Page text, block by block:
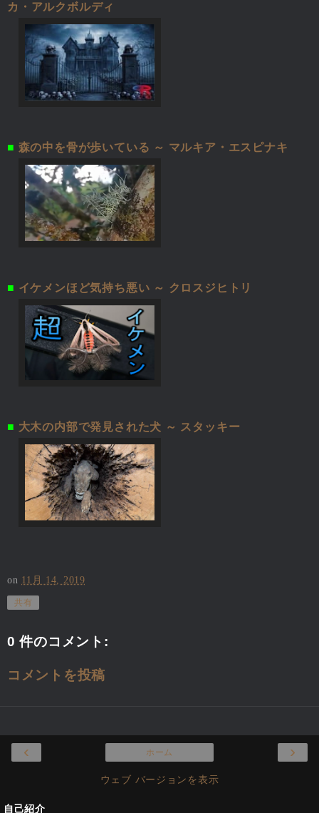
カ・アルクボルディ
■ 森の中を骨が歩いている ～ マルキア・エスピナキ
■ イケメンほど気持ち悪い ～ クロスジヒトリ
■ 大木の内部で発見された犬 ～ スタッキー
on 11月 14, 2019
共有
0 件のコメント:
コメントを投稿
‹ ›
ホーム
ウェブ バージョンを表示
自己紹介